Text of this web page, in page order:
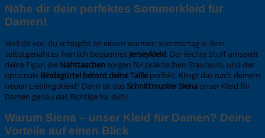
Nähe dir dein perfektes Sommerkleid für
Damen!
Stell dir vor, du schlüpfst an einem warmen Sommertag in dein
selbstgenähtes, herrlich bequemes Jerseykleid. Der leichte Stoff umspielt
deine Figur, die Nahttaschensorgen für praktischen Stauraum, und der
optionale Bindegürtel betont deine Taille perfekt. Klingt das nach deinem
neuen Lieblingskleid? Dann ist dasSchnittmuster Siena unser Kleid für
Damen genau das Richtige für dich!
Warum Siena – unser Kleid für Damen? Deine
Vorteile auf einen Blick